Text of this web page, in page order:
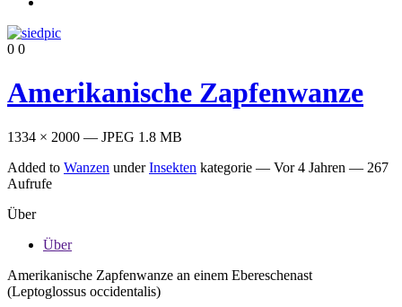
0 0
Amerikanische Zapfenwanze
1334 × 2000 — JPEG 1.8 MB
Added to Wanzen underInsekten kategorie — Vor 4 Jahren — 267
Aufrufe
Über
Über
Amerikanische Zapfenwanze an einem Ebereschenast
(Leptoglossus occidentalis)